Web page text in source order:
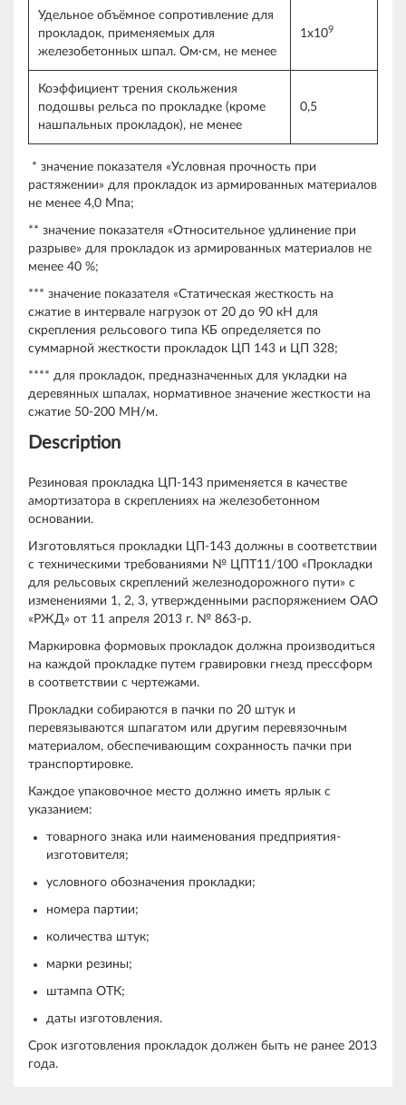
Удельное объёмное сопротивление для
прокладок, применяемых для
железобетонных шпал. Ом∙см, не менее
1х109
Коэффициент трения скольжения
подошвы рельса по прокладке (кроме
нашпальных прокладок), не менее
0,5
* значение показателя «Условная прочность при
растяжении» для прокладок из армированных материалов
не менее 4,0 Мпа;
** значение показателя «Относительное удлинение при
разрыве» для прокладок из армированных материалов не
менее 40 %;
*** значение показателя «Статическая жесткость на
сжатие в интервале нагрузок от 20 до 90 кН для
скрепления рельсового типа КБ определяется по
суммарной жесткости прокладок ЦП 143 и ЦП 328;
**** для прокладок, предназначенных для укладки на
деревянных шпалах, нормативное значение жесткости на
сжатие 50-200 МН/м.
Description
Резиновая прокладка ЦП-143 применяется в качестве
амортизатора в скреплениях на железобетонном
основании.
Изготовляться прокладки ЦП-143 должны в соответствии
с техническими требованиями № ЦПТ11/100 «Прокладки
для рельсовых скреплений железнодорожного пути» с
изменениями 1, 2, 3, утвержденными распоряжением ОАО
«РЖД» от 11 апреля 2013 г. № 863-р.
Маркировка формовых прокладок должна производиться
на каждой прокладке путем гравировки гнезд прессформ
в соответствии с чертежами.
Прокладки собираются в пачки по 20 штук и
перевязываются шпагатом или другим перевязочным
материалом, обеспечивающим сохранность пачки при
транспортировке.
Каждое упаковочное место должно иметь ярлык с
указанием:
товарного знака или наименования предприятия-
изготовителя;
условного обозначения прокладки;
номера партии;
количества штук;
марки резины;
штампа ОТК;
даты изготовления.
Срок изготовления прокладок должен быть не ранее 2013
года.